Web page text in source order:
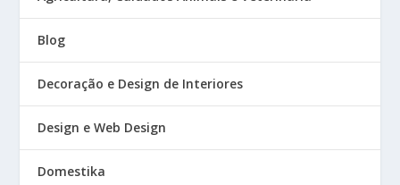
Blog
Decoração e Design de Interiores
Design e Web Design
Domestika